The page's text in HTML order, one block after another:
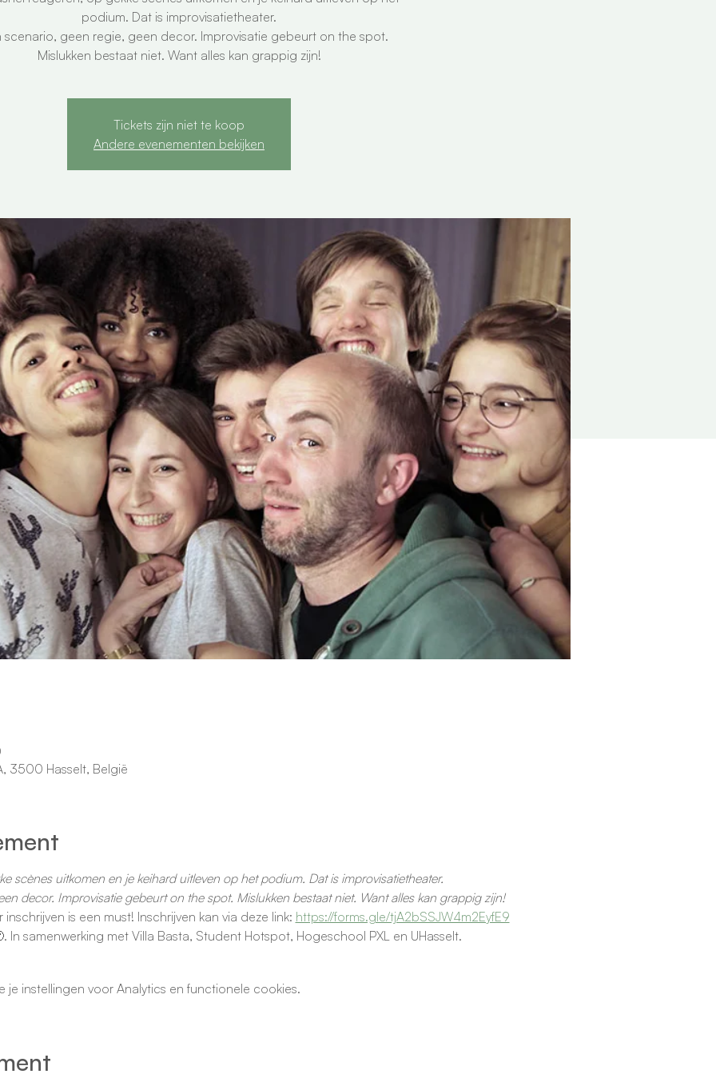
podium. Dat is improvisatietheater.
scenario, geen regie, geen decor. Improvisatie gebeurt on the spot.
Mislukken bestaat niet. Want alles kan grappig zijn!
Tickets zijn niet te koop
Andere evenementen bekijken
3500 Hasselt, België
scènes uitkomen en je keihard uitleven op het podium. Dat is improvisatietheater.
decor. Improvisatie gebeurt on the spot. Mislukken bestaat niet. Want alles kan grappig zijn!
is een must! Inschrijven kan via deze link: https://forms.gle/tjA2bSSJW4m2EyfE9
In samenwerking met Villa Basta, Student Hotspot, Hogeschool PXL en UHasselt.
instellingen voor Analytics en functionele cookies.